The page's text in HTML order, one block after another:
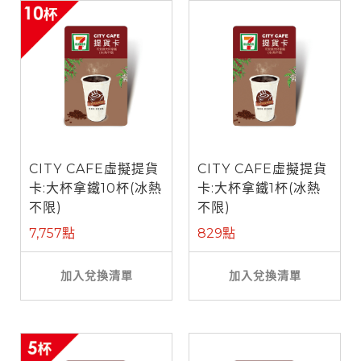
CITY CAFE虛擬提貨
卡:大杯拿鐵10杯(冰熱
不限)
7,757點
加入兌換清單
CITY CAFE虛擬提貨
卡:大杯拿鐵1杯(冰熱
不限)
829點
加入兌換清單